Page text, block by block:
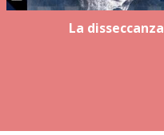
La disseccanza